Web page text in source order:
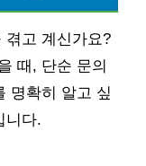
겪고 계신가요?
때, 단순 문의
명확히 알고 싶
니다.